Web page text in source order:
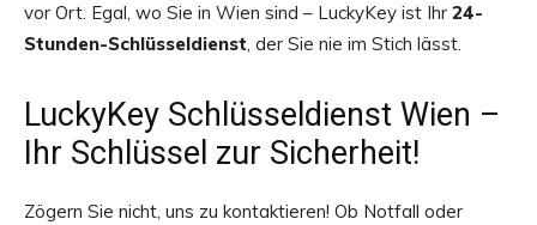
vor Ort. Egal, wo Sie in Wien sind – LuckyKey ist Ihr 24-
Stunden-Schlüsseldienst, der Sie nie im Stich lässt.
LuckyKey Schlüsseldienst Wien –
Ihr Schlüssel zur Sicherheit!
Zögern Sie nicht, uns zu kontaktieren! Ob Notfall oder